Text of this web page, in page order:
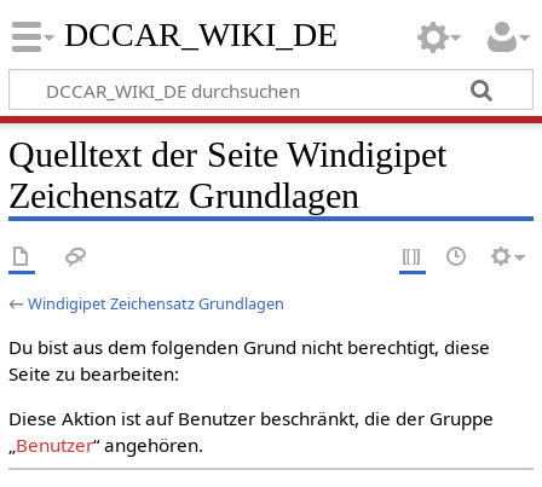
DCCAR_WIKI_DE
Quelltext der Seite Windigipet
Zeichensatz Grundlagen
←Windigipet Zeichensatz Grundlagen
Du bist aus dem folgenden Grund nicht berechtigt, diese
Seite zu bearbeiten:
Diese Aktion ist auf Benutzer beschränkt, die der Gruppe
„Benutzer“ angehören.